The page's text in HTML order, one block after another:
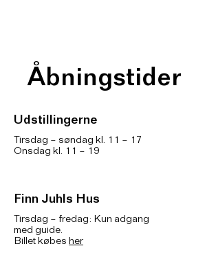
Åbningstider
Udstillingerne
Tirsdag – søndag kl. 11 – 17
Onsdag kl. 11 – 19
Finn Juhls Hus
Tirsdag – fredag: Kun adgang
med guide.
Billet købes her